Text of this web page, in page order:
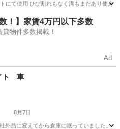
にて使用 ひび割れもなく溝もまだあり使え
、ホイール ウィンターマックス
！】家賃4万円以下多数
貸物件多数掲載！
Ad
ト 車
8月7日
外品に変えてから倉庫に眠っていました。